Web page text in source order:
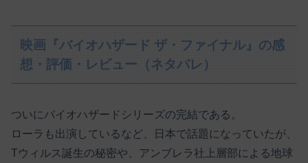
映画『バイオハザード ザ・ファイナル』の感
想・評価・レビュー（ネタバレ）
ついにバイオハザードシリーズの完結である。
ローラも出演しているなど、日本で話題になっていたが、
Tウィルス誕生の秘密や、アンブレラ社上層部による地球